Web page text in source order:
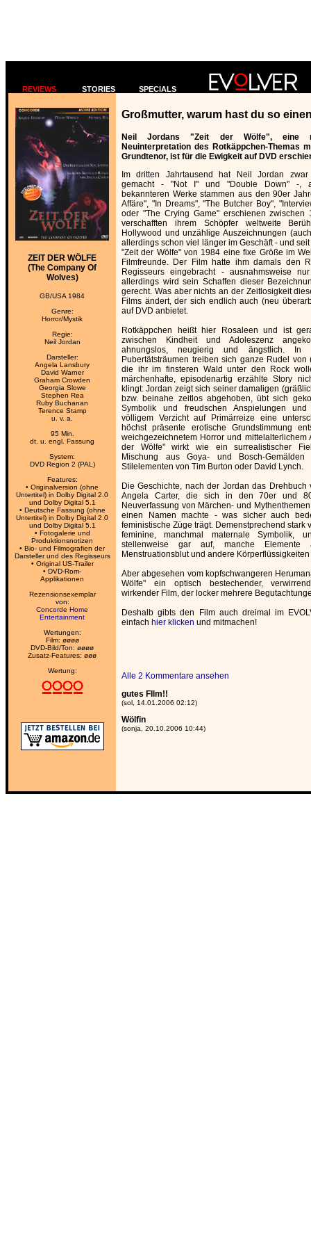
REVIEWS STORIES SPECIALS
ZEIT DER WÖLFE
(The Company Of
Wolves)
GB/USA 1984
Genre:
Horror/Mystik
Regie:
Neil Jordan
Darsteller:
Angela Lansbury
David Warner
Graham Crowden
Georgia Slowe
Stephen Rea
Ruby Buchanan
Terence Stamp
u. v. a.
95 Min.
dt. u. engl. Fassung
System:
DVD Region 2 (PAL)
Features:
• Originalversion (ohne
Untertitel) in Dolby Digital 2.0
und Dolby Digital 5.1
• Deutsche Fassung (ohne
Untertitel) in Dolby Digital 2.0
und Dolby Digital 5.1
• Fotogalerie und
Produktionsnotizen
• Bio- und Filmografien der
Darsteller und des Regisseurs
• Original US-Trailer
• DVD-Rom-
Applikationen
Rezensionsexemplar
von:
Concorde Home
Entertainment
Wertungen:
Film: øøøø
DVD-Bild/Ton: øøøø
Zusatz-Features: øøø
Wertung:
Großmutter, warum hast du so
Neil Jordans "Zeit der Wölfe", eine
Neuinterpretation des Rotkäppchen-Themas
Grundtenor, ist für die Ewigkeit auf DVD
Im dritten Jahrtausend hat Neil Jordan
gemacht - "Not I" und "Double Down" -,
bekannteren Werke stammen aus den 90er
Affäre", "In Dreams", "The Butcher Boy",
oder "The Crying Game" erschienen
verschafften ihrem Schöpfer weltweite
Hollywood und unzählige Auszeichnungen
allerdings schon viel länger im Geschäft - und
"Zeit der Wölfe" von 1984 eine fixe Größe im
Filmfreunde. Der Film hatte ihm damals den
Regisseurs eingebracht - ausnahmsweise
allerdings wird sein Schaffen dieser
gerecht. Was aber nichts an der Zeitlosigkeit
Films ändert, der sich endlich auch (neu
auf DVD anbietet.
Rotkäppchen heißt hier Rosaleen und ist
zwischen Kindheit und Adoleszenz
ahnungslos, neugierig und ängstlich. In
Pubertätsträumen treiben sich ganze Rudel von
die ihr im finsteren Wald unter den Rock
märchenhafte, episodenartig erzählte Story
klingt: Jordan zeigt sich seiner damaligen
bzw. beinahe zeitlos abgehoben, übt sich
Symbolik und freudschen Anspielungen
völligem Verzicht auf Primärreize eine
höchst präsente erotische Grundstimmung
weichgezeichnetem Horror und mittelalterlichem
der Wölfe" wirkt wie ein surrealistischer
Mischung aus Goya- und Bosch-
Stilelementen von Tim Burton oder David Lynch.
Die Geschichte, nach der Jordan das Drehbuch
Angela Carter, die sich in den 70er und
Neuverfassung von Märchen- und
einen Namen machte - was sicher auch
feministische Züge trägt. Demenstprechend stark
feminine, manchmal maternale Symbolik,
stellenweise gar auf, manche Elemente
Menstruationsblut und andere
Aber abgesehen vom kopfschwangeren
Wölfe" ein optisch bestechender,
wirkender Film, der locker mehrere
Deshalb gibts den Film auch dreimal im
einfach hier klicken und mitmachen!
Alle 2 Kommentare ansehen
gutes FIlm!!
(sol, 14.01.2006 02:12)
Wölfin
(sonja, 20.10.2006 10:44)